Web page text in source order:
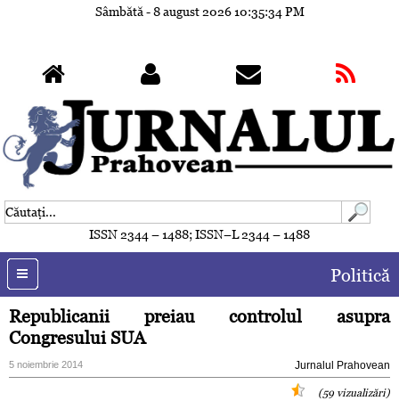
Sâmbătă - 8 august 202610:35:37 PM
ISSN 2344 – 1488; ISSN–L 2344 – 1488
Politică
Republicanii preiau controlul asupra
Congresului SUA
5 noiembrie 2014 Jurnalul Prahovean
(59 vizualizări)